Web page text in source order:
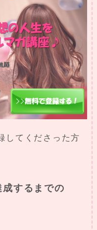
してくださった方
するまでの